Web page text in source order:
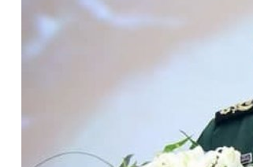
و «هدف قرار دادن تجمع نیروهای متخاصم سعودی»